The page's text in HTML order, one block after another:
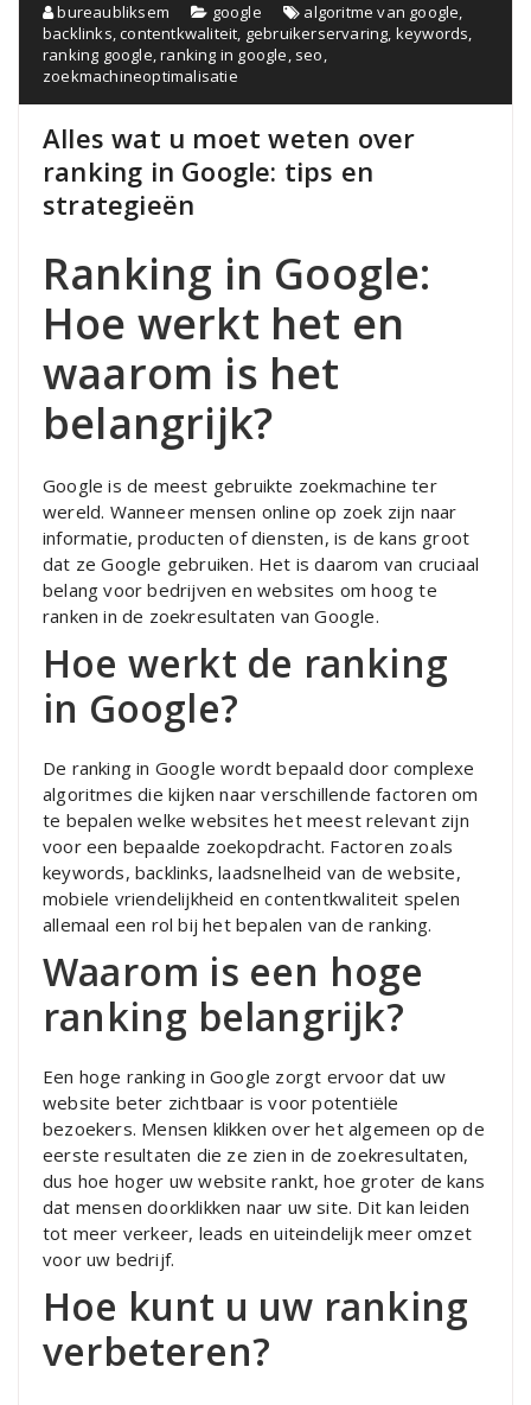
bureaubliksem google algoritme van google,
backlinks,contentkwaliteit, gebruikerservaring, keywords,
ranking google,ranking in google, seo,
zoekmachineoptimalisatie
Alles wat u moet weten over
ranking in Google: tips en
strategieën
Ranking in Google:
Hoe werkt het en
waarom is het
belangrijk?
Google is de meest gebruikte zoekmachine ter
wereld. Wanneer mensen online op zoek zijn naar
informatie, producten of diensten, is de kans groot
dat ze Google gebruiken. Het is daarom van cruciaal
belang voor bedrijven en websites om hoog te
ranken in de zoekresultaten van Google.
Hoe werkt de ranking
in Google?
De ranking in Google wordt bepaald door complexe
algoritmes die kijken naar verschillende factoren om
te bepalen welke websites het meest relevant zijn
voor een bepaalde zoekopdracht. Factoren zoals
keywords, backlinks, laadsnelheid van de website,
mobiele vriendelijkheid en contentkwaliteit spelen
allemaal een rol bij het bepalen van de ranking.
Waarom is een hoge
ranking belangrijk?
Een hoge ranking in Google zorgt ervoor dat uw
website beter zichtbaar is voor potentiële
bezoekers. Mensen klikken over het algemeen op de
eerste resultaten die ze zien in de zoekresultaten,
dus hoe hoger uw website rankt, hoe groter de kans
dat mensen doorklikken naar uw site. Dit kan leiden
tot meer verkeer, leads en uiteindelijk meer omzet
voor uw bedrijf.
Hoe kunt u uw ranking
verbeteren?